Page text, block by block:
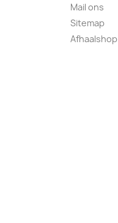
Mail ons
Sitemap
Afhaalshop